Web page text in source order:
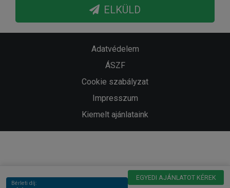
Bérleti díj:
EGYEDI AJÁNLATOT KÉREK
ELKÜLD
Adatvédelem
ÁSZF
Cookie szabályzat
Impresszum
Kiemelt ajánlataink